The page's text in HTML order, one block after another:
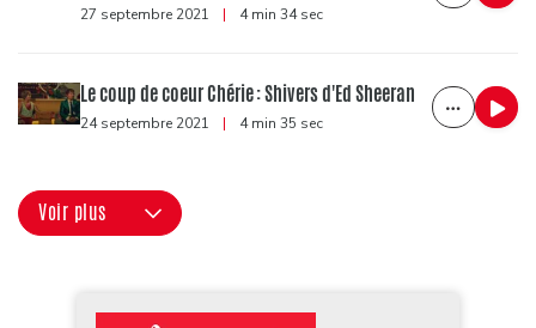
27 septembre 2021 | 4 min 34 sec
Le coup de coeur Chérie : Shivers d'Ed Sheeran
24 septembre 2021 | 4 min 35 sec
Voir plus